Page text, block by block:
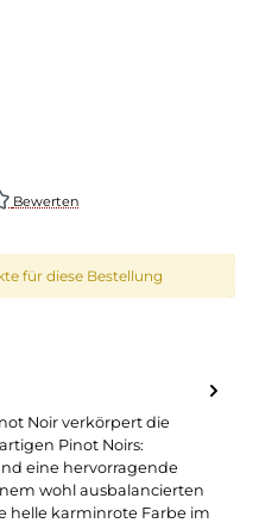
nicht verfügbar.)
Bewerten
für diese Bestellung
Noir verkörpert die
Pinot Noirs:
eine hervorragende
wohl ausbalancierten
helle karminrote Farbe im